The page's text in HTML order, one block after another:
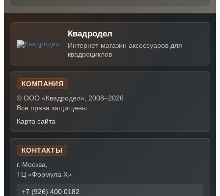
Квадродел
Интернет-магазин аксессуаров для
квадроциклов
КОМПАНИЯ
© ООО «Квадродел», 2008–2026
Все права защищены.
Карта сайта
КОНТАКТЫ
г. Москва,
ТЦ «Формула Х»
+7 (926) 400 0182